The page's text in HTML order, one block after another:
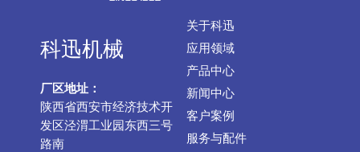
科迅机械
厂区地址：
陕西省西安市经济技术开
发区泾渭工业园东西三号
路南
关于科迅
应用领域
产品中心
新闻中心
客户案例
服务与配件